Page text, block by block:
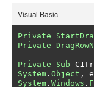
Visual Basic
Private
Private
Private Sub
System . Object , e
System . Windows .